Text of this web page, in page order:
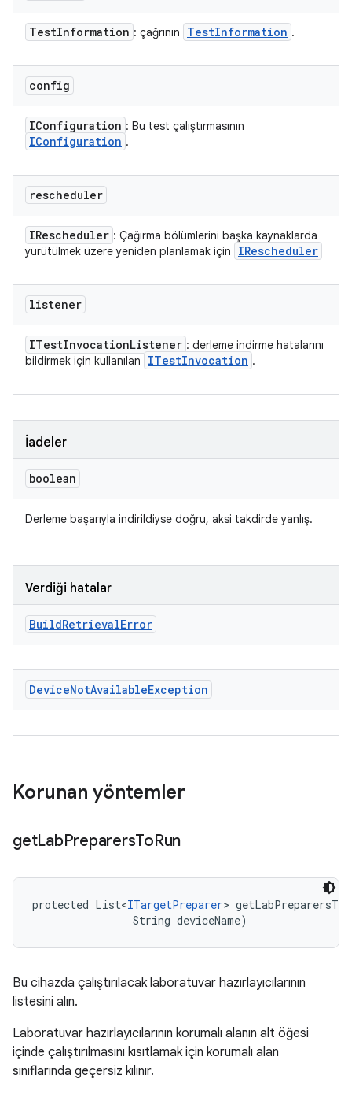
TestInformation : çağrının TestInformation .
config
IConfiguration : Bu test çalıştırmasının
IConfiguration .
rescheduler
IRescheduler : Çağırma bölümlerini başka kaynaklarda
yürütülmek üzere yeniden planlamak için
IRescheduler
listener
ITestInvocationListener : derleme indirme hatalarını
bildirmek için kullanılan
ITestInvocation .
İadeler
boolean
Derleme başarıyla indirildiyse doğru, aksi takdirde yanlış.
Verdiği hatalar
BuildRetrievalError
DeviceNotAvailableException
Korunan yöntemler
getLabPreparersToRun
protected List<ITargetPreparer>
                String deviceName)
Bu cihazda çalıştırılacak laboratuvar hazırlayıcılarının
listesini alın.
Laboratuvar hazırlayıcılarının korumalı alanın alt öğesi
içinde çalıştırılmasını kısıtlamak için korumalı alan
sınıflarında geçersiz kılınır.